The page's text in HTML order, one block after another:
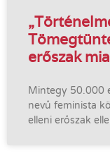
erőszak
Mintegy 50.000
nevű feminista
elleni erőszak